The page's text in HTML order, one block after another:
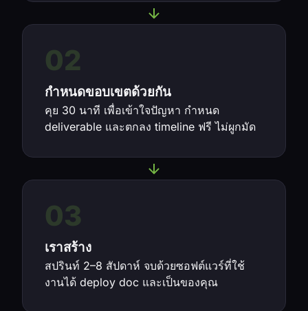
02
กำหนดขอบเขตด้วยกัน
คุย 30 นาที เพื่อเข้าใจปัญหา กำหนด
deliverable และตกลง timeline ฟรี ไม่ผูกมัด
03
เราสร้าง
สปรินท์ 2–8 สัปดาห์ จบด้วยซอฟต์แวร์ที่ใช้
งานได้ deploy doc และเป็นของคุณ